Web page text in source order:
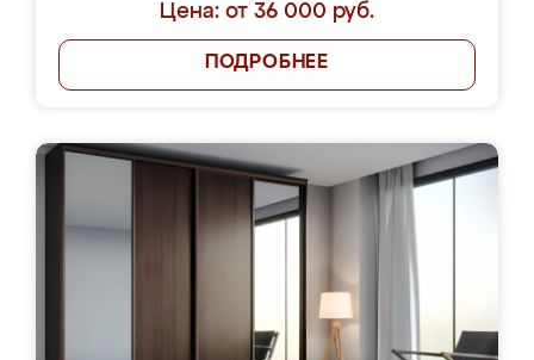
Цена: от 36 000 руб.
ПОДРОБНЕЕ